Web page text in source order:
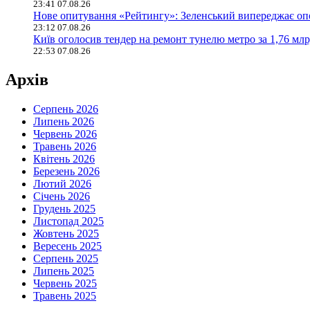
23:41 07.08.26
Нове опитування «Рейтингу»: Зеленський випереджає
23:12 07.08.26
Київ оголосив тендер на ремонт тунелю метро за 1,76
22:53 07.08.26
Архів
Серпень 2026
Липень 2026
Червень 2026
Травень 2026
Квітень 2026
Березень 2026
Лютий 2026
Січень 2026
Грудень 2025
Листопад 2025
Жовтень 2025
Вересень 2025
Серпень 2025
Липень 2025
Червень 2025
Травень 2025